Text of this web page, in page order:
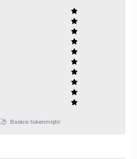
Baskısı tükenmiştir.